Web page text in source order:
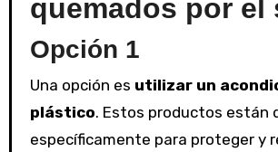
quemados por el
Opción 1
Una opción es utilizar un
plástico. Estos productos están
específicamente para proteger y